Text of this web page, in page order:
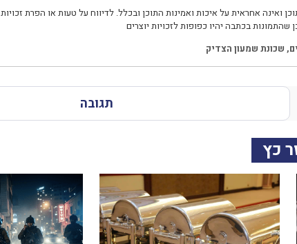
ואינה אחראית על איכות ואמינות התוכן ובכלל. לדיווח על טעות או הפרת זכויות
שהתמונות בכתבה יהיו כפופות לזכויות יוצרים
, שכונת שמעון הצדיק
תגובה
כץ